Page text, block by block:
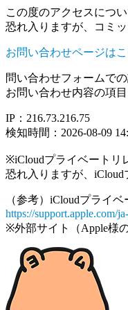
この度のアクセスにつ
恐れ入りますが、コミ
お問い合わせページは
問い合わせフォームで
お問い合わせ内容の項
IP：216.73.216.75
検知時間：2026-08-09
※iCloudプライベートリ
恐れ入りますが、iCloud
（参考）iCloudプライ
https://support.apple.com/
※外部サイト（Apple様